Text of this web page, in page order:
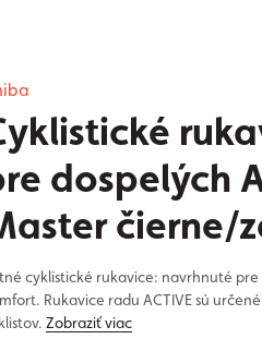
dospelých
čierne/
cyklistické rukavice: navrhnuté
Rukavice radu ACTIVE sú
Zobraziť viac